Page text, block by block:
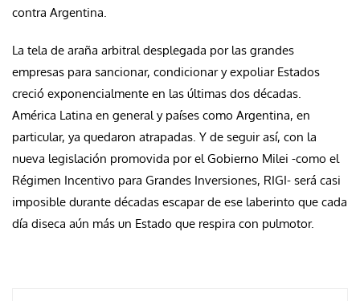
contra Argentina.
La tela de araña arbitral desplegada por las grandes
empresas para sancionar, condicionar y expoliar Estados
creció exponencialmente en las últimas dos décadas.
América Latina en general y países como Argentina, en
particular, ya quedaron atrapadas. Y de seguir así, con la
nueva legislación promovida por el Gobierno Milei -como el
Régimen Incentivo para Grandes Inversiones, RIGI- será casi
imposible durante décadas escapar de ese laberinto que cada
día diseca aún más un Estado que respira con pulmotor.